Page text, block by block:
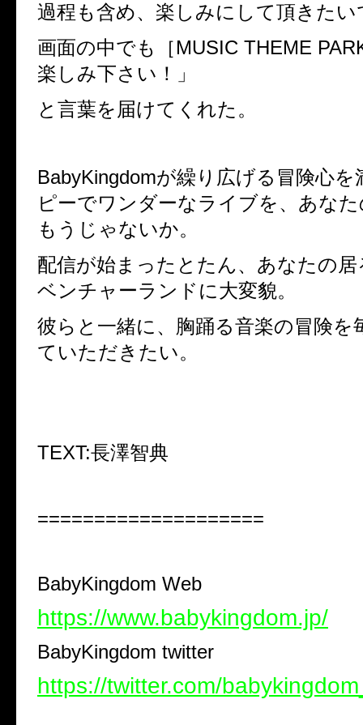
過程も含め、楽しみにして頂きたい
画面の中でも［MUSIC THEME
楽しみ下さい！」
と言葉を届けてくれた。
BabyKingdomが繰り広げる冒険心を
ピーでワンダーなライブを、あな
もうじゃないか。
配信が始まったとたん、あなたの
ベンチャーランドに大変貌。
彼らと一緒に、胸踊る音楽の冒険を
ていただきたい。
TEXT:長澤智典
====================
BabyKingdom Web
https://www.babykingdom.jp/
BabyKingdom twitter
https://twitter.com/